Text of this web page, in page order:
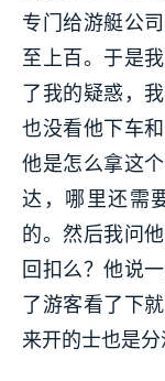
专门给游艇公
至上百。于是
了我的疑惑，
也没看他下车
他是怎么拿这
达，哪里还需
的。然后我问
回扣么？他说
了游客看了下
来开的士也是分